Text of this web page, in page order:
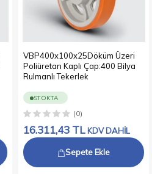
VBP400x100x25Döküm Üzeri
Poliüretan Kaplı Çap:400 Bilya
Rulmanlı Tekerlek
STOKTA
(0)
16.311,43 TL KDV DAHİL
Sepete Ekle